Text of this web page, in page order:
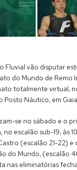
Fluvial vão disputar
do Mundo de Remo
totalmente virtual,
Posto Náutico, em Gaia.
se no sábado e o
no escalão sub-19, às
(escalão 21-22)
do Mundo, (escalão
nas eliminatórias